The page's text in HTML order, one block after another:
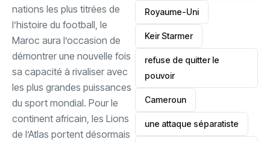
nations les plus titrées de
l’histoire du football, le
Maroc aura l’occasion de
démontrer une nouvelle fois
sa capacité à rivaliser avec
les plus grandes puissances
du sport mondial. ‎Pour le
continent africain, les Lions
de l’Atlas portent désormais
‎Royaume-Uni
Keir Starmer
refuse de quitter le
pouvoir
‎Cameroun
une attaque séparatiste